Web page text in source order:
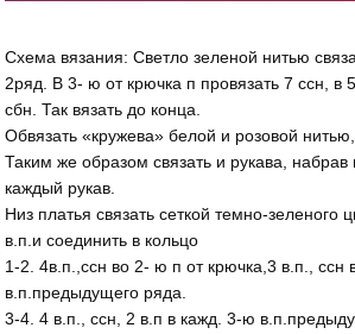
Схема вязания: Светло зеленой нитью
2ряд. В 3- ю от крючка п провязать 7 ссн,
сбн. Так вязать до конца.
Обвязать «кружева» белой и розовой
Таким же образом связать и рукава, набрав
каждый рукав.
Низ платья связать сеткой темно-зеленого
в.п.и соединить в кольцо
1-2. 4в.п.,ссн во 2- ю п от крючка,3 в.п., ссн
в.п.предыдущего ряда.
3-4. 4 в.п., ссн, 2 в.п в кажд. 3-ю